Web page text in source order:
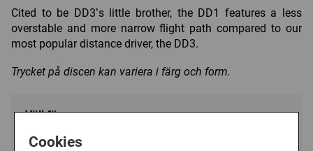
Cookies
Cited to be DD3’s little brother, the DD1 features a less
overstable and more narrow flight path compared to our
most popular distance driver, the DD3.
Trycket på discen kan variera i färg och form.
Välj färg:
White - Ej i lager